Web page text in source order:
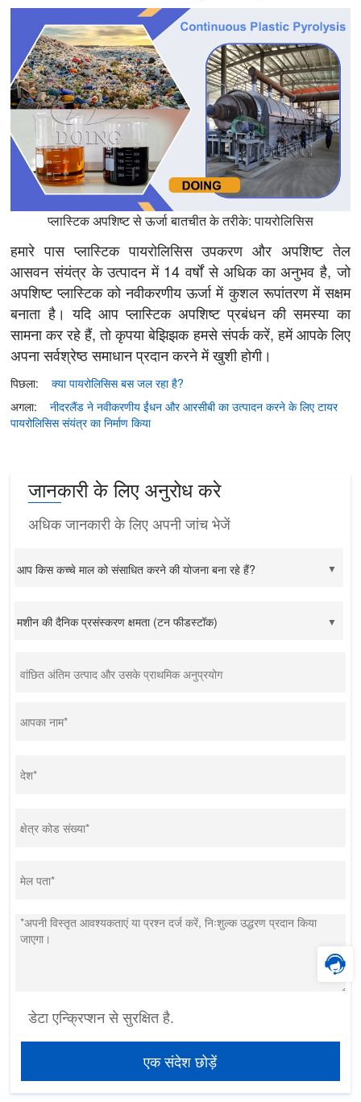
प्लास्टिक अपशिष्ट से ऊर्जा बातचीत के तरीके: पायरोलिसिस
हमारे पास प्लास्टिक पायरोलिसिस उपकरण और अपशिष्ट तेल
आसवन संयंत्र के उत्पादन में 14 वर्षों से अधिक का अनुभव है, जो
अपशिष्ट प्लास्टिक को नवीकरणीय ऊर्जा में कुशल रूपांतरण में सक्षम
बनाता है। यदि आप प्लास्टिक अपशिष्ट प्रबंधन की समस्या का
सामना कर रहे हैं, तो कृपया बेझिझक हमसे संपर्क करें, हमें आपके लिए
अपना सर्वश्रेष्ठ समाधान प्रदान करने में खुशी होगी।
पिछला:
क्या पायरोलिसिस बस जल रहा है?
अगला:
नीदरलैंड ने नवीकरणीय ईंधन और आरसीबी का उत्पादन करने के लिए टायर
पायरोलिसिस संयंत्र का निर्माण किया
जानकारी के लिए अनुरोध करे
अधिक जानकारी के लिए अपनी जांच भेजें
डेटा एन्क्रिप्शन से सुरक्षित है.
एक संदेश छोड़ें